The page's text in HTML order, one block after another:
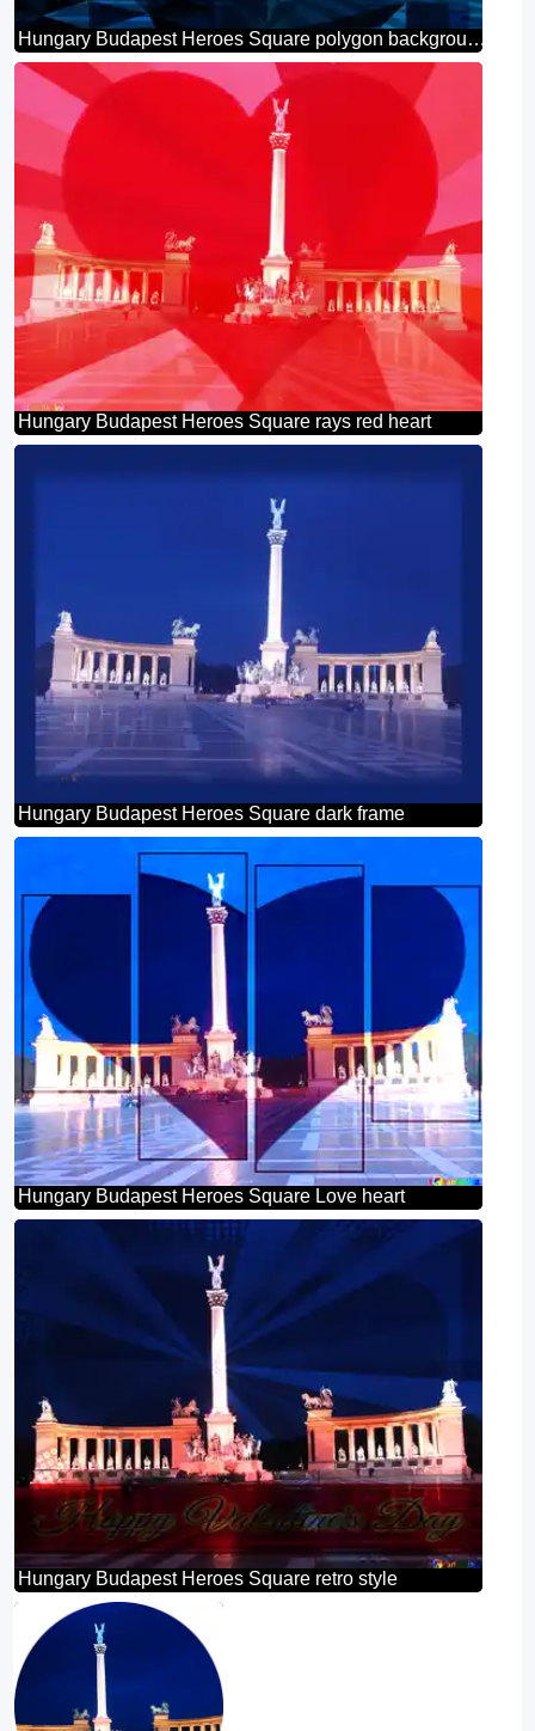
Hungary Budapest Heroes Square polygon background triangles blue
Hungary Budapest Heroes Square rays red heart
Hungary Budapest Heroes Square dark frame
Hungary Budapest Heroes Square Love heart
Hungary Budapest Heroes Square retro style